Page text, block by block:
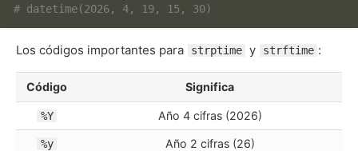
# datetime(2026, 4, 19, 15, 30)
Los códigos importantes para strptime y strftime :
Código Significa
%Y Año 4 cifras (2026)
%y Año 2 cifras (26)